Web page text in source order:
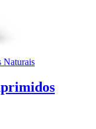
Naturais